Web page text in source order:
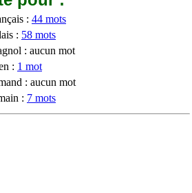
: 44 mots
: 58 mots
: aucun mot
: 1 mot
: aucun mot
: 7 mots